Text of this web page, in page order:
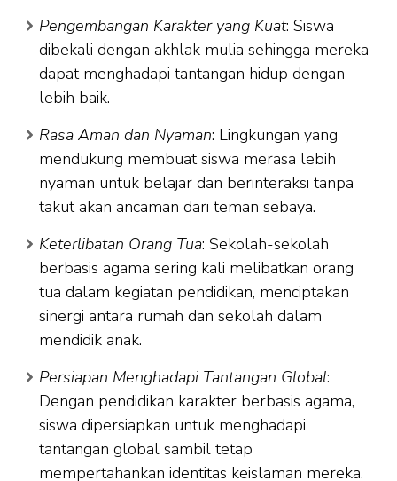
Pengembangan Karakter yang Kuat: Siswa
dibekali dengan akhlak mulia sehingga mereka
dapat menghadapi tantangan hidup dengan
lebih baik.
Rasa Aman dan Nyaman: Lingkungan yang
mendukung membuat siswa merasa lebih
nyaman untuk belajar dan berinteraksi tanpa
takut akan ancaman dari teman sebaya.
Keterlibatan Orang Tua: Sekolah-sekolah
berbasis agama sering kali melibatkan orang
tua dalam kegiatan pendidikan, menciptakan
sinergi antara rumah dan sekolah dalam
mendidik anak.
Persiapan Menghadapi Tantangan Global:
Dengan pendidikan karakter berbasis agama,
siswa dipersiapkan untuk menghadapi
tantangan global sambil tetap
mempertahankan identitas keislaman mereka.